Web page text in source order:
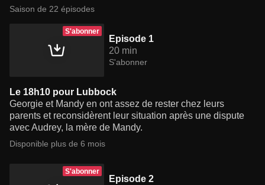
Saison de 22 épisodes
S'abonner
Episode 1
20 min
S'abonner
Le 18h10 pour Lubbock
Georgie et Mandy en ont assez de rester chez leurs
parents et reconsidèrent leur situation après une dispute
avec Audrey, la mère de Mandy.
Disponible plus de 6 mois
S'abonner
Episode 2